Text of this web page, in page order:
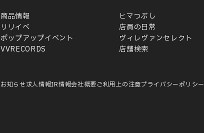
商品情報
リリイベ
ポップアップイベント
VVRECORDS
ヒマつぶし
店員の日常
ヴィレヴァンセレクト
店舗検索
お知らせ求人情報IR情報会社概要ご利用上の注意プライバシーポリシー